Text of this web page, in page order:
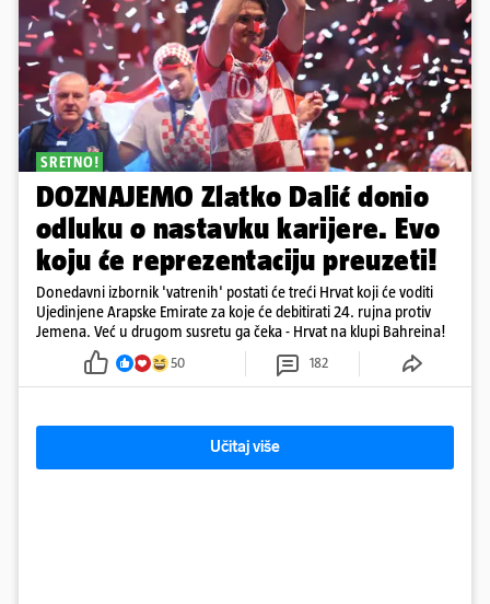
SRETNO!
DOZNAJEMO Zlatko Dalić donio
odluku o nastavku karijere. Evo
koju će reprezentaciju preuzeti!
Donedavni izbornik 'vatrenih' postati će treći Hrvat koji će voditi
Ujedinjene Arapske Emirate za koje će debitirati 24. rujna protiv
Jemena. Već u drugom susretu ga čeka - Hrvat na klupi Bahreina!
50 182
Učitaj više